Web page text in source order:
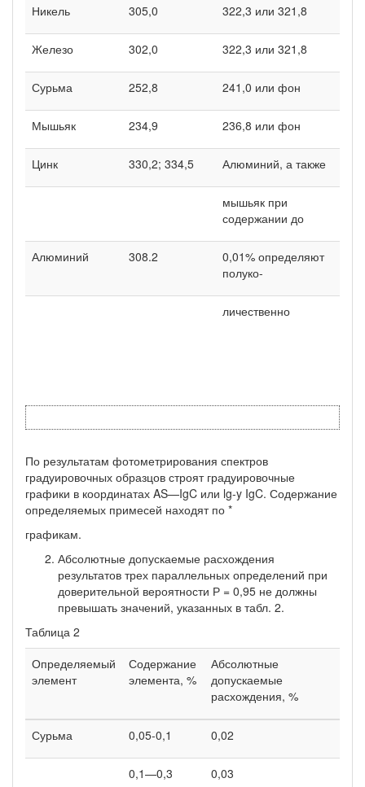
Никель 305,0 322,3 или 321,8
Железо 302,0 322,3 или 321,8
Сурьма 252,8 241,0 или фон
Мышьяк 234,9 236,8 или фон
Цинк 330,2; 334,5 Алюминий, а также
мышьяк при
содержании до
Алюминий 308.2
0,01% определяют
полуко-
личественно
По результатам фотометрирования спектров
градуировочных образцов строят градуировочные
графики в координатах AS—IgC или lg-y IgC. Содержание
определяемых примесей находят по *
графикам.
Абсолютные допускаемые расхождения
результатов трех параллельных определений при
доверительной вероятности Р = 0,95 не должны
превышать значений, указанных в табл. 2.
Таблица 2
Определяемый
элемент
Содержание
элемента, %
Абсолютные
допускаемые
расхождения, %
Сурьма 0,05-0,1 0,02
0,1—0,3 0,03